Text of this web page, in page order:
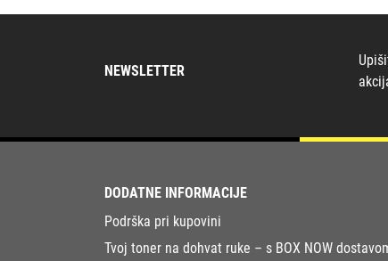
NEWSLETTER
DODATNE INFORMACIJE
Podrška pri kupovini
Tvoj toner na dohvat ruke – s BOX NOW